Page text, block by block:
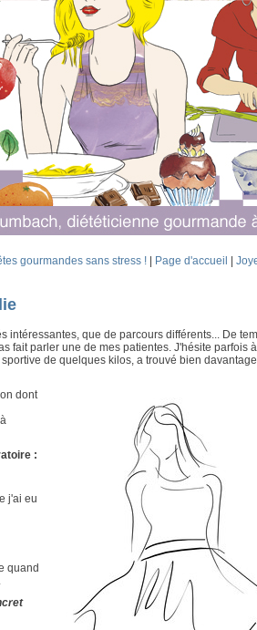
gourmandes sans stress ! Page d'accueil
intéressantes, que de parcours différents... De
fait parler une de mes patientes. J'hésite parfois
de quelques kilos, a trouvé bien
dont
:
j'ai eu
quand